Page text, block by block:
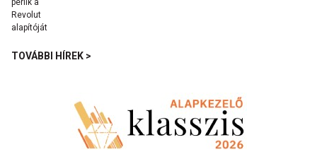
TOVÁBBI HÍREK >